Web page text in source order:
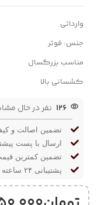
وارداتی
جنس: فوتر
مناسب بزرگسال
کشسانی بالا
126 نفر در حال
تضمین اصالت و
ارسال با پست
تضمین کمترین
پشتیبانی ۲۴ ساعته